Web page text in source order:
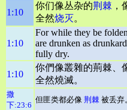
1:10
你们像丛杂的荆棘
全然烧灭。
1:10
For while they be
are drunken as
fully dry.
1:10
你們像叢雜的荊棘、
全然燒滅。
撒
下:23:6
但匪类都必像 荆棘 被丢弃